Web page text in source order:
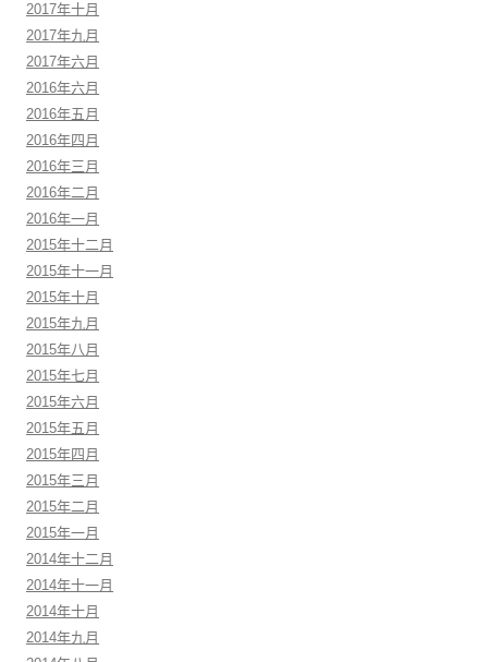
2017年十月
2017年九月
2017年六月
2016年六月
2016年五月
2016年四月
2016年三月
2016年二月
2016年一月
2015年十二月
2015年十一月
2015年十月
2015年九月
2015年八月
2015年七月
2015年六月
2015年五月
2015年四月
2015年三月
2015年二月
2015年一月
2014年十二月
2014年十一月
2014年十月
2014年九月